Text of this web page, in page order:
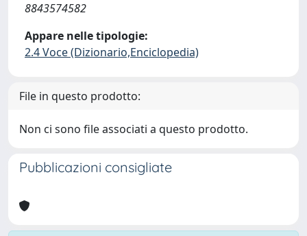
8843574582
Appare nelle tipologie:
2.4 Voce (Dizionario,Enciclopedia)
File in questo prodotto:
Non ci sono file associati a questo prodotto.
Pubblicazioni consigliate